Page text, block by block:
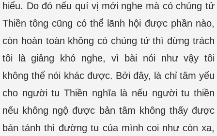
hiểu. Do đó nếu quí vị mới nghe mà có chủng tử
Thiền tông cũng có thể lãnh hội được phần nào,
còn hoàn toàn không có chủng tử thì đừng trách
tôi là giảng khó nghe, vì bài nói như vậy tôi
không thể nói khác được. Bởi đây, là chỉ tâm yếu
cho người tu Thiền nghĩa là nếu người tu thiền
nếu không ngộ được bản tâm không thấy được
bản tánh thì đường tu của mình coi như còn xa,